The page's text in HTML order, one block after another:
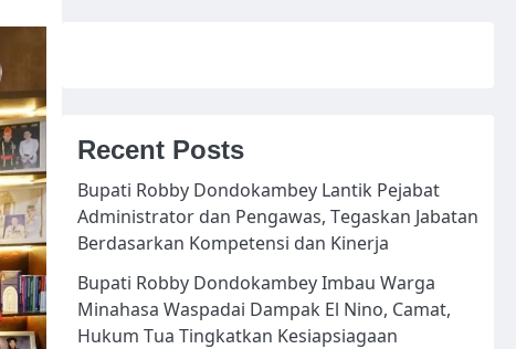
Recent Posts
Bupati Robby Dondokambey Lantik Pejabat
Administrator dan Pengawas, Tegaskan Jabatan
Berdasarkan Kompetensi dan Kinerja
Bupati Robby Dondokambey Imbau Warga
Minahasa Waspadai Dampak El Nino, Camat,
Hukum Tua Tingkatkan Kesiapsiagaan